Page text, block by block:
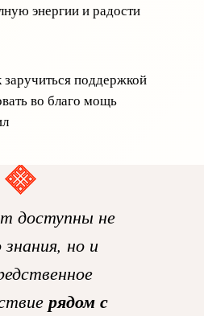
энергии и радости
заручиться поддержкой
во благо мощь
доступны не
знания, но и
рядом с